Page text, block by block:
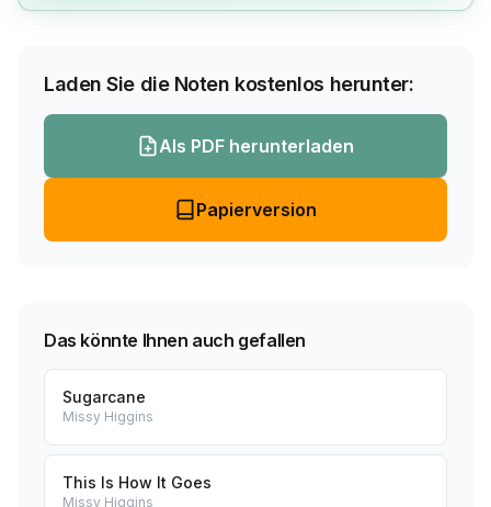
Laden Sie die Noten kostenlos herunter:
Als PDF herunterladen
Papierversion
Das könnte Ihnen auch gefallen
Sugarcane
Missy Higgins
This Is How It Goes
Missy Higgins